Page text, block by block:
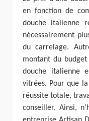
en fonction de
douche italienne
nécessairement
du carrelage.
montant du
douche italienne
vitrées. Pour que
réussite totale,
conseiller. Ainsi,